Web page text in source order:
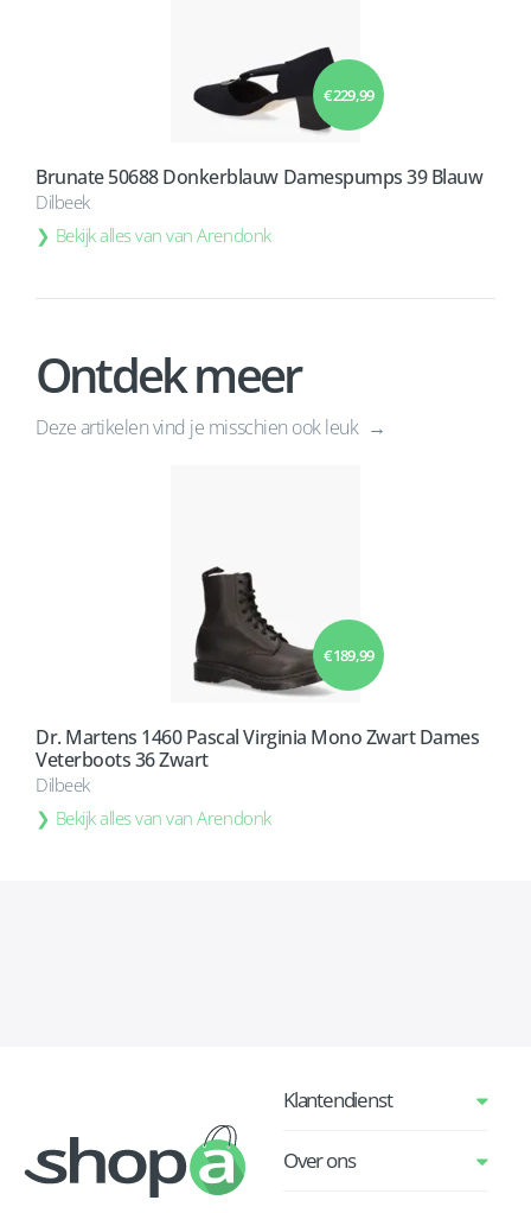
€ 229,99
Brunate 50688 Donkerblauw Damespumps 39 Blauw
Dilbeek
Bekijk alles van van Arendonk
€ 189,99
Dr. Martens 1460 Pascal Virginia Mono Zwart Dames
Veterboots 36 Zwart
Dilbeek
Bekijk alles van van Arendonk
Ontdek meer
Deze artikelen vind je misschien ook leuk
Klantendienst
Over ons